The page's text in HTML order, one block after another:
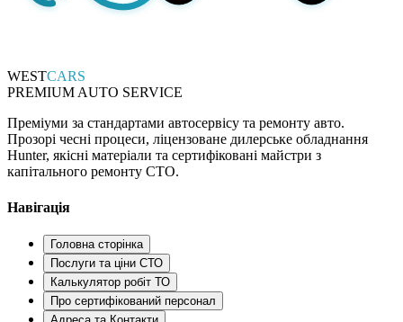
WESTCARS
PREMIUM AUTO SERVICE
Преміуми за стандартами автосервісу та ремонту авто.
Прозорі чесні процеси, ліцензоване дилерське обладнання
Hunter, якісні матеріали та сертифіковані майстри з
капітального ремонту СТО.
Навігація
Головна сторінка
Послуги та ціни СТО
Калькулятор робіт ТО
Про сертифікований персонал